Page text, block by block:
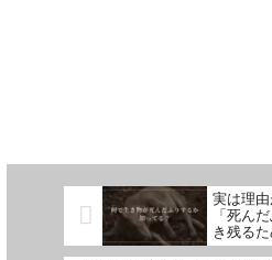
実は理
「死ん
き残る